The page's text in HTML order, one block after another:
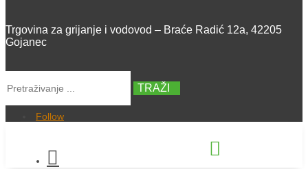
Trgovina za grijanje i vodovod – Braće Radić 12a, 42205
Gojanec
TRAŽI
Follow

